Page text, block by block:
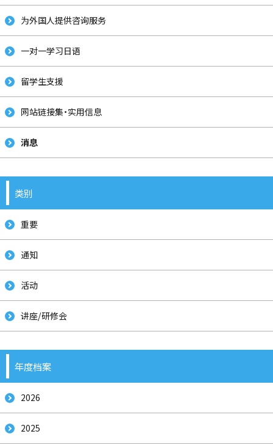
为外国人提供咨询服务
一对一学习日语
留学生支援
网站链接集・实用信息
消息
类别
重要
通知
活动
讲座/研修会
年度档案
2026
2025